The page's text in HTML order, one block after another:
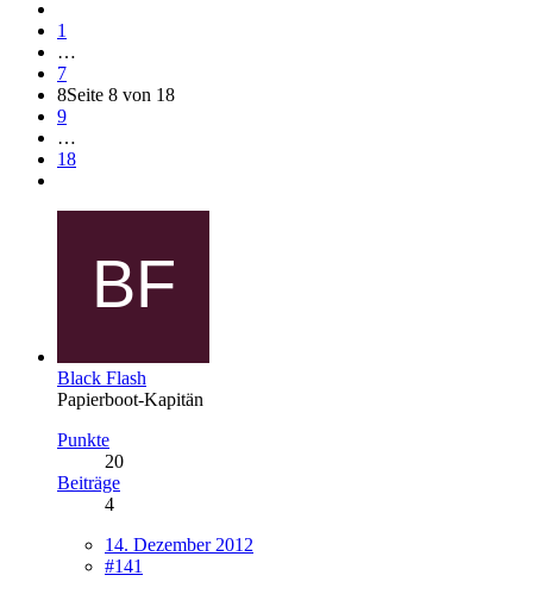
1
…
7
8Seite 8 von 18
9
…
18
Black Flash
Papierboot-Kapitän
Punkte
20
Beiträge
4
14. Dezember 2012
#141